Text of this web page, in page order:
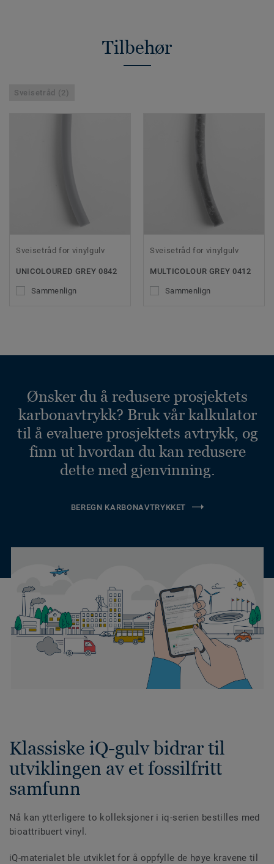
Tilbehør
Sveisetråd (2)
Sveisetråd for vinylgulv
UNICOLOURED GREY 0842
Sammenlign
Sveisetråd for vinylgulv
MULTICOLOUR GREY 0412
Sammenlign
Ønsker du å redusere prosjektets
karbonavtrykk? Bruk vår kalkulator
til å evaluere prosjektets avtrykk, og
finn ut hvordan du kan redusere
dette med gjenvinning.
BEREGN KARBONAVTRYKKET
Klassiske iQ-gulv bidrar til
utviklingen av et fossilfritt
samfunn
Nå kan ytterligere to kolleksjoner i iq-serien bestilles med
bioattribuert vinyl.
iQ-materialet ble utviklet for å oppfylle de høye kravene til